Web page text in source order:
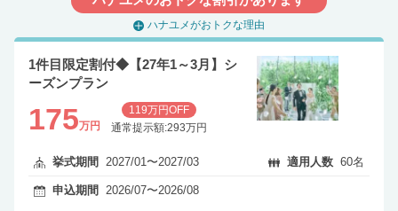
ハナユメがおトクな理由
1件目限定割付◆【27年1～3月】シ
ーズンプラン
175万円
119万円OFF
通常提示額:293万円
挙式期間 2027/01〜2027/03 適用人数 60名
申込期間 2026/07〜2026/08